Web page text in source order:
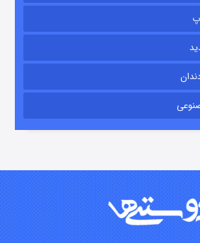
۱۵ (دوبله) منتشر شد